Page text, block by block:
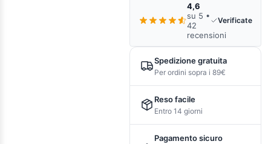
4,6
su 5 •
42
recensioni
Verificate
Spedizione gratuita
Per ordini sopra i 89€
Reso facile
Entro 14 giorni
Pagamento sicuro